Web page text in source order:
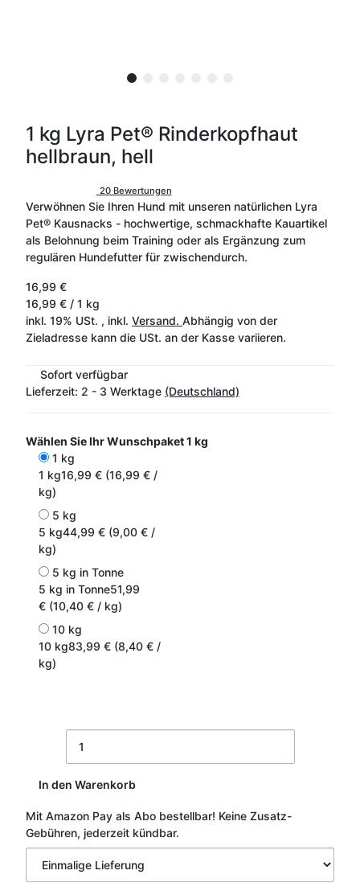
1 kg Lyra Pet® Rinderkopfhaut
hellbraun, hell
20 Bewertungen
Verwöhnen Sie Ihren Hund mit unseren natürlichen Lyra
Pet® Kausnacks - hochwertige, schmackhafte Kauartikel
als Belohnung beim Training oder als Ergänzung zum
regulären Hundefutter für zwischendurch.
16,99 €
16,99 € / 1 kg
inkl. 19% USt. , inkl. Versand. Abhängig von der
Zieladresse kann die USt. an der Kasse variieren.
Sofort verfügbar
Lieferzeit: 2 - 3 Werktage (Deutschland)
Wählen Sie Ihr Wunschpaket1 kg
1 kg
1 kg16,99 € (16,99 € /
kg)
5 kg
5 kg44,99 € (9,00 € /
kg)
5 kg in Tonne
5 kg in Tonne51,99
€ (10,40 € / kg)
10 kg
10 kg83,99 € (8,40 € /
kg)
In den Warenkorb
Mit Amazon Pay als Abo bestellbar! Keine Zusatz-
Gebühren, jederzeit kündbar.